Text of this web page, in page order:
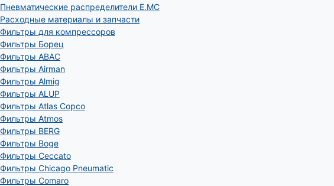
Пневматические распределители E.MC
Расходные материалы и запчасти
Фильтры для компрессоров
Фильтры Борец
Фильтры ABAC
Фильтры Airman
Фильтры Almig
Фильтры ALUP
Фильтры Atlas Copco
Фильтры Atmos
Фильтры BERG
Фильтры Boge
Фильтры Ceccato
Фильтры Chicago Pneumatic
Фильтры Comaro